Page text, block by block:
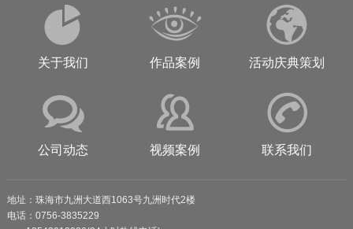
关于我们 作品案例 活动庆典策划
公司动态 视频案例 联系我们
地址：珠海市九洲大道西1063号九洲时代2楼
电话：0756-3835229